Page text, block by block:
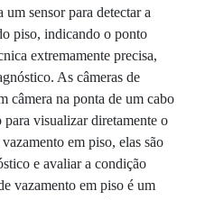
sensor para detectar a
piso, indicando o ponto
extremamente precisa,
As câmeras de
câmera na ponta de um cabo
visualizar diretamente o
em piso, elas são
e avaliar a condição
vazamento em piso é um